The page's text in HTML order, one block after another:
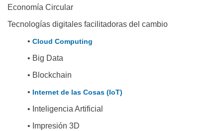
Economía Circular
Tecnologías digitales facilitadoras del cambio
• Cloud Computing
• Big Data
• Blockchain
• Internet de las Cosas (IoT)
• Inteligencia Artificial
• Impresión 3D